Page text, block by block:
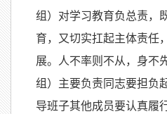
组）对学习教育负总责，
育，又切实扛起主体责任
展。人不率则不从，身不
组）主要负责同志要担负
导班子其他成员要认真履